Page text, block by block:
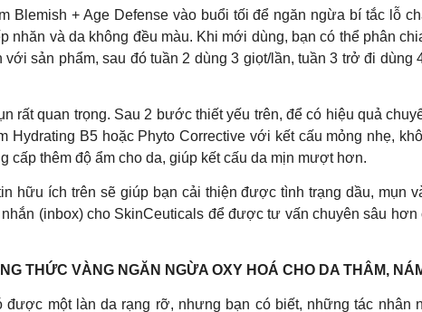
Blemish + Age Defense vào buổi tối để ngăn ngừa bí tắc lỗ
nhăn và da không đều màu. Khi mới dùng, bạn có thể phân
với sản phẩm, sau đó tuần 2 dùng 3 giọt/lần, tuần 3 trở đi dùng
rất quan trọng. Sau 2 bước thiết yếu trên, để có hiệu quả
Hydrating B5 hoặc Phyto Corrective với kết cấu mỏng nhẹ,
cấp thêm độ ẩm cho da, giúp kết cấu da mịn mượt hơn.
hữu ích trên sẽ giúp bạn cải thiện được tình trạng dầu, mụn
(inbox) cho SkinCeuticals để được tư vấn chuyên sâu
THỨC VÀNG NGĂN NGỪA OXY HOÁ CHO DA THÂM,
được một làn da rạng rỡ, nhưng bạn có biết, những tác nhân